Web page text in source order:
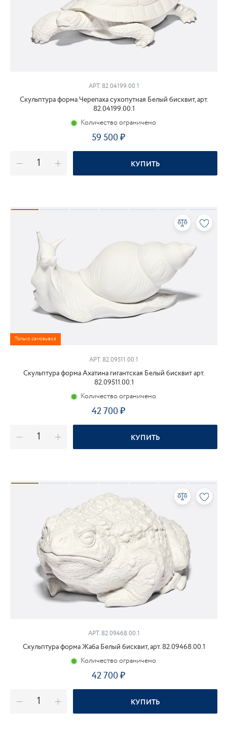
АРТ. 82.04199.00.1
Скульптура форма Черепаха сухопутная Белый бисквит, арт.
82.04199.00.1
Количество ограничено
59 500₽
КУПИТЬ
Только самовывоз
АРТ. 82.09511.00.1
Скульптура форма Ахатина гигантская Белый бисквит арт.
82.09511.00.1
Количество ограничено
42 700₽
КУПИТЬ
АРТ. 82.09468.00.1
Скульптура форма Жаба Белый бисквит, арт. 82.09468.00.1
Количество ограничено
42 700₽
КУПИТЬ